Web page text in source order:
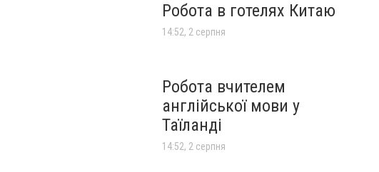
Робота в готелях Китаю
14:52, 2 серпня
Робота вчителем
англійської мови у
Таїланді
14:52, 2 серпня